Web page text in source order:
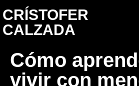
CRÍSTOFER
CALZADA
Cómo
vivir con